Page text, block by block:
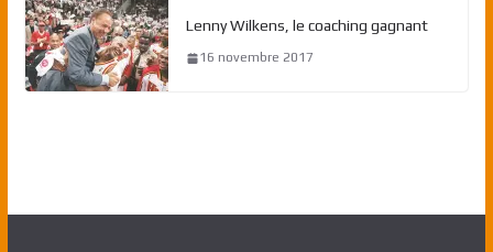
Lenny Wilkens, le coaching gagnant
16 novembre 2017